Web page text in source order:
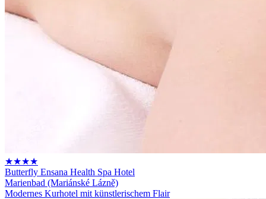
★★★★
Butterfly Ensana Health Spa Hotel
Marienbad (Mariánské Lázně)
Modernes Kurhotel mit künstlerischem Flair